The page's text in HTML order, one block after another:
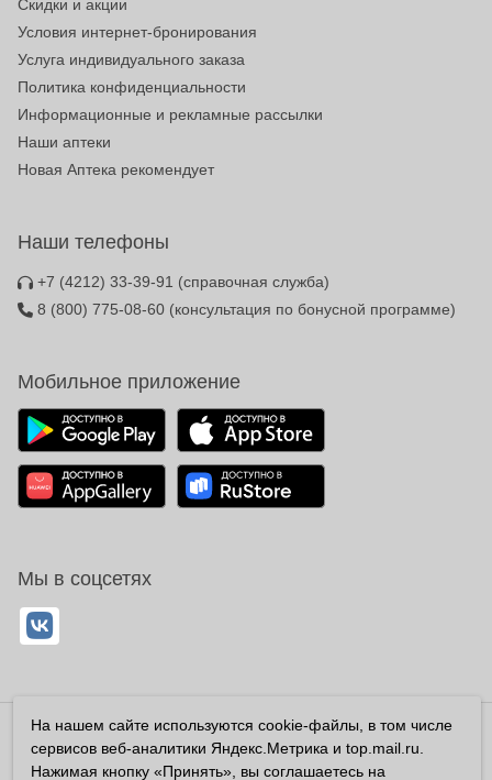
Скидки и акции
Условия интернет-бронирования
Услуга индивидуального заказа
Политика конфиденциальности
Информационные и рекламные рассылки
Наши аптеки
Новая Аптека рекомендует
Наши телефоны
+7 (4212) 33-39-91 (справочная служба)
8 (800) 775-08-60 (консультация по бонусной программе)
Мобильное приложение
Мы в соцсетях
Владелец сайта ООО «Суперфарма» ОГРН 1032700302194
Все права защищены ©2026
На нашем сайте используются cookie-файлы, в том числе
сервисов веб-аналитики Яндекс.Метрика и top.mail.ru.
Нажимая кнопку «Принять», вы соглашаетесь на